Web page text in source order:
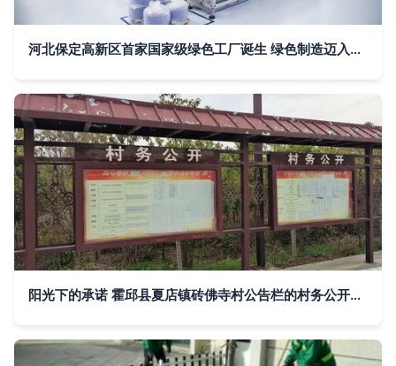
河北保定高新区首家国家级绿色工厂诞生 绿色制造迈入新篇章
阳光下的承诺 霍邱县夏店镇砖佛寺村公告栏的村务公开纪实